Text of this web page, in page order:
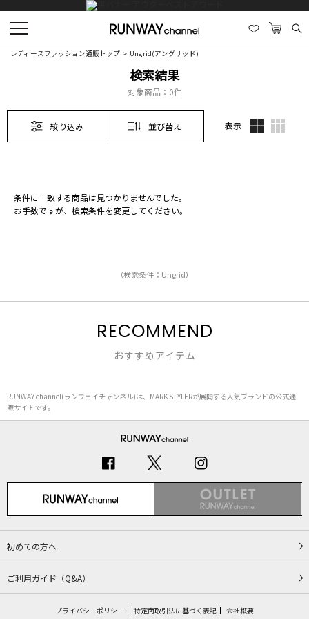
レディースファッション通販トップ Ungrid(アングリッド)
検索結果
対象商品： 0件
絞り込み 並び替え 表示
条件に一致する商品は見つかりませんでした。
お手数ですが、検索条件を変更してください。
（検索条件：Ungrid）
RECOMMEND
おすすめアイテム
RUNWAY channel(ランウェイチャンネル)は、MARK STYLERが展開する人気ブランドの公式通
販サイトです。
初めての方へ
ご利用ガイド（Q&A）
プライバシーポリシー 特定商取引法に基づく表記 会社概要